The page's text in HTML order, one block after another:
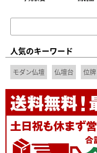
人気のキーワード
モダン仏壇 仏壇台 位牌